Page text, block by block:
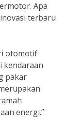
Apa
terbaru
otomotif
kendaraan
pakar
energi.”